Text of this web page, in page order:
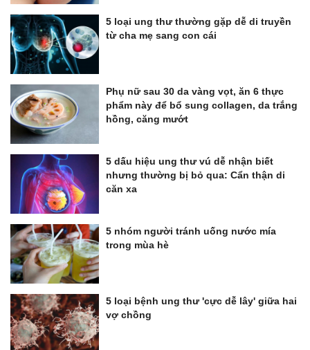
5 loại ung thư thường gặp dễ di truyền
từ cha mẹ sang con cái
Phụ nữ sau 30 da vàng vọt, ăn 6 thực
phẩm này để bổ sung collagen, da trắng
hồng, căng mướt
5 dấu hiệu ung thư vú dễ nhận biết
nhưng thường bị bỏ qua: Cẩn thận di
căn xa
5 nhóm người tránh uống nước mía
trong mùa hè
5 loại bệnh ung thư 'cực dễ lây' giữa hai
vợ chồng